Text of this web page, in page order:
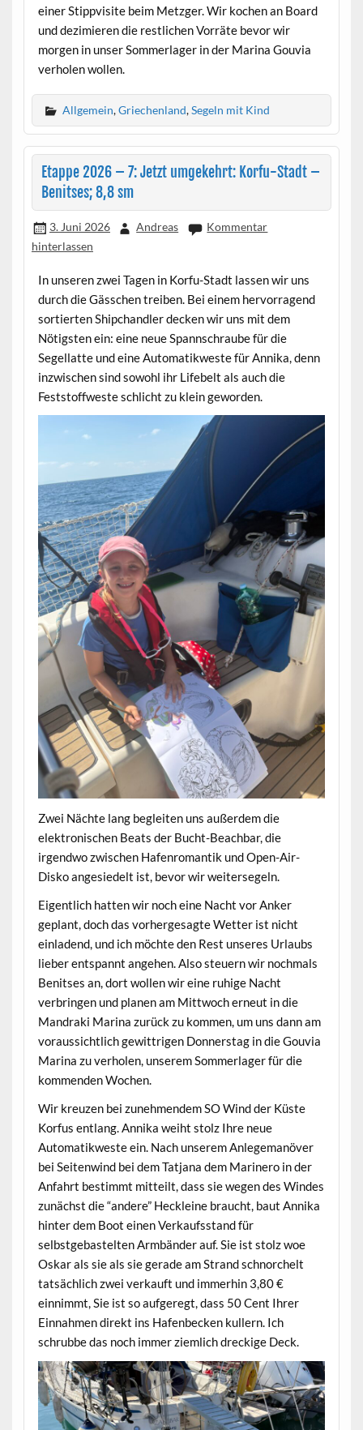
einer Stippvisite beim Metzger. Wir kochen an Board
und dezimieren die restlichen Vorräte bevor wir
morgen in unser Sommerlager in der Marina Gouvia
verholen wollen.
Allgemein,Griechenland,Segeln mit Kind
Etappe 2026 – 7: Jetzt umgekehrt: Korfu-Stadt –
Benitses; 8,8 sm
3. Juni 2026 Andreas
Kommentar
hinterlassen
In unseren zwei Tagen in Korfu-Stadt lassen wir uns
durch die Gässchen treiben. Bei einem hervorragend
sortierten Shipchandler decken wir uns mit dem
Nötigsten ein: eine neue Spannschraube für die
Segellatte und eine Automatikweste für Annika, denn
inzwischen sind sowohl ihr Lifebelt als auch die
Feststoffweste schlicht zu klein geworden.
Zwei Nächte lang begleiten uns außerdem die
elektronischen Beats der Bucht-Beachbar, die
irgendwo zwischen Hafenromantik und Open-Air-
Disko angesiedelt ist, bevor wir weitersegeln.
Eigentlich hatten wir noch eine Nacht vor Anker
geplant, doch das vorhergesagte Wetter ist nicht
einladend, und ich möchte den Rest unseres Urlaubs
lieber entspannt angehen. Also steuern wir nochmals
Benitses an, dort wollen wir eine ruhige Nacht
verbringen und planen am Mittwoch erneut in die
Mandraki Marina zurück zu kommen, um uns dann am
voraussichtlich gewittrigen Donnerstag in die Gouvia
Marina zu verholen, unserem Sommerlager für die
kommenden Wochen.
Wir kreuzen bei zunehmendem SO Wind der Küste
Korfus entlang. Annika weiht stolz Ihre neue
Automatikweste ein. Nach unserem Anlegemanöver
bei Seitenwind bei dem Tatjana dem Marinero in der
Anfahrt bestimmt mitteilt, dass sie wegen des Windes
zunächst die “andere” Heckleine braucht, baut Annika
hinter dem Boot einen Verkaufsstand für
selbstgebastelten Armbänder auf. Sie ist stolz woe
Oskar als sie als sie gerade am Strand schnorchelt
tatsächlich zwei verkauft und immerhin 3,80 €
einnimmt, Sie ist so aufgeregt, dass 50 Cent Ihrer
Einnahmen direkt ins Hafenbecken kullern. Ich
schrubbe das noch immer ziemlich dreckige Deck.